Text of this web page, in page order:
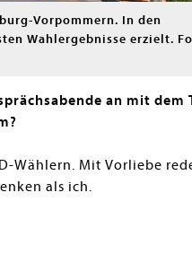
Vorpommern. In den
Wahlergebnisse erzielt.
an mit dem
Wählern. Mit Vorliebe
als ich.